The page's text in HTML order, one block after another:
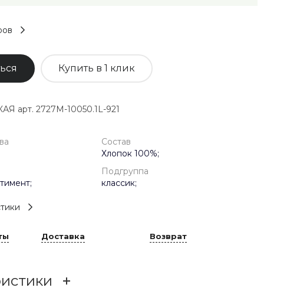
Купить в 1 клик
арт. 2727M-10050.1L-921
Состав
Хлопок 100%;
Подгруппа
классик;
Доставка Возврат